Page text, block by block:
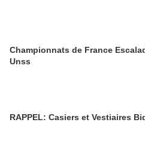
Championnats de France
Unss
RAPPEL: Casiers et Vestiaires